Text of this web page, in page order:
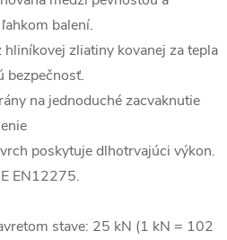
balení.
hliníkovej zliatiny kovanej za tepla
bezpečnosť.
na jednoduché zacvaknutie
poskytuje dlhotrvajúci výkon.
EN12275.
stave: 25 kN (1 kN = 102